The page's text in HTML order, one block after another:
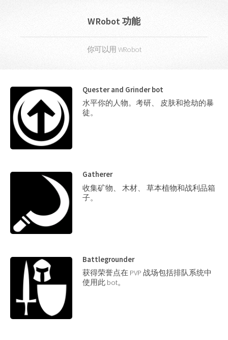
WRobot 功能
你可以用 WRobot
Quester and Grinder bot
水平你的人物。考研、 皮肤和抢劫的暴
徒。
Gatherer
收集矿物、 木材、 草本植物和战利品箱
子。
Battlegrounder
获得荣誉点在 PVP 战场包括排队系统中
使用此 bot。